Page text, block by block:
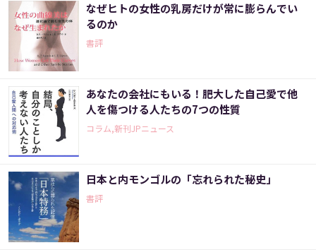
なぜヒトの女性の乳房だけが常に膨らんでい
るのか
書評
あなたの会社にもいる！肥大した自己愛で他
人を傷つける人たちの7つの性質
コラム,新刊JPニュース
日本と内モンゴルの「忘れられた秘史」
書評